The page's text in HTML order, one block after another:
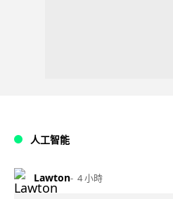
人工智能
Lawton 4 小時